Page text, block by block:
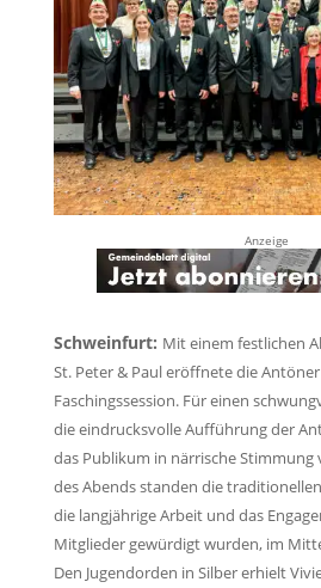
Anzeige
Schweinfurt: Mit einem festlichen
St. Peter & Paul eröffnete die
Faschingssession. Für einen
die eindrucksvolle Aufführung der
das Publikum in närrische Stimmung
des Abends standen die
die langjährige Arbeit und das
Mitglieder gewürdigt wurden, im
Den Jugendorden in Silber erhielt